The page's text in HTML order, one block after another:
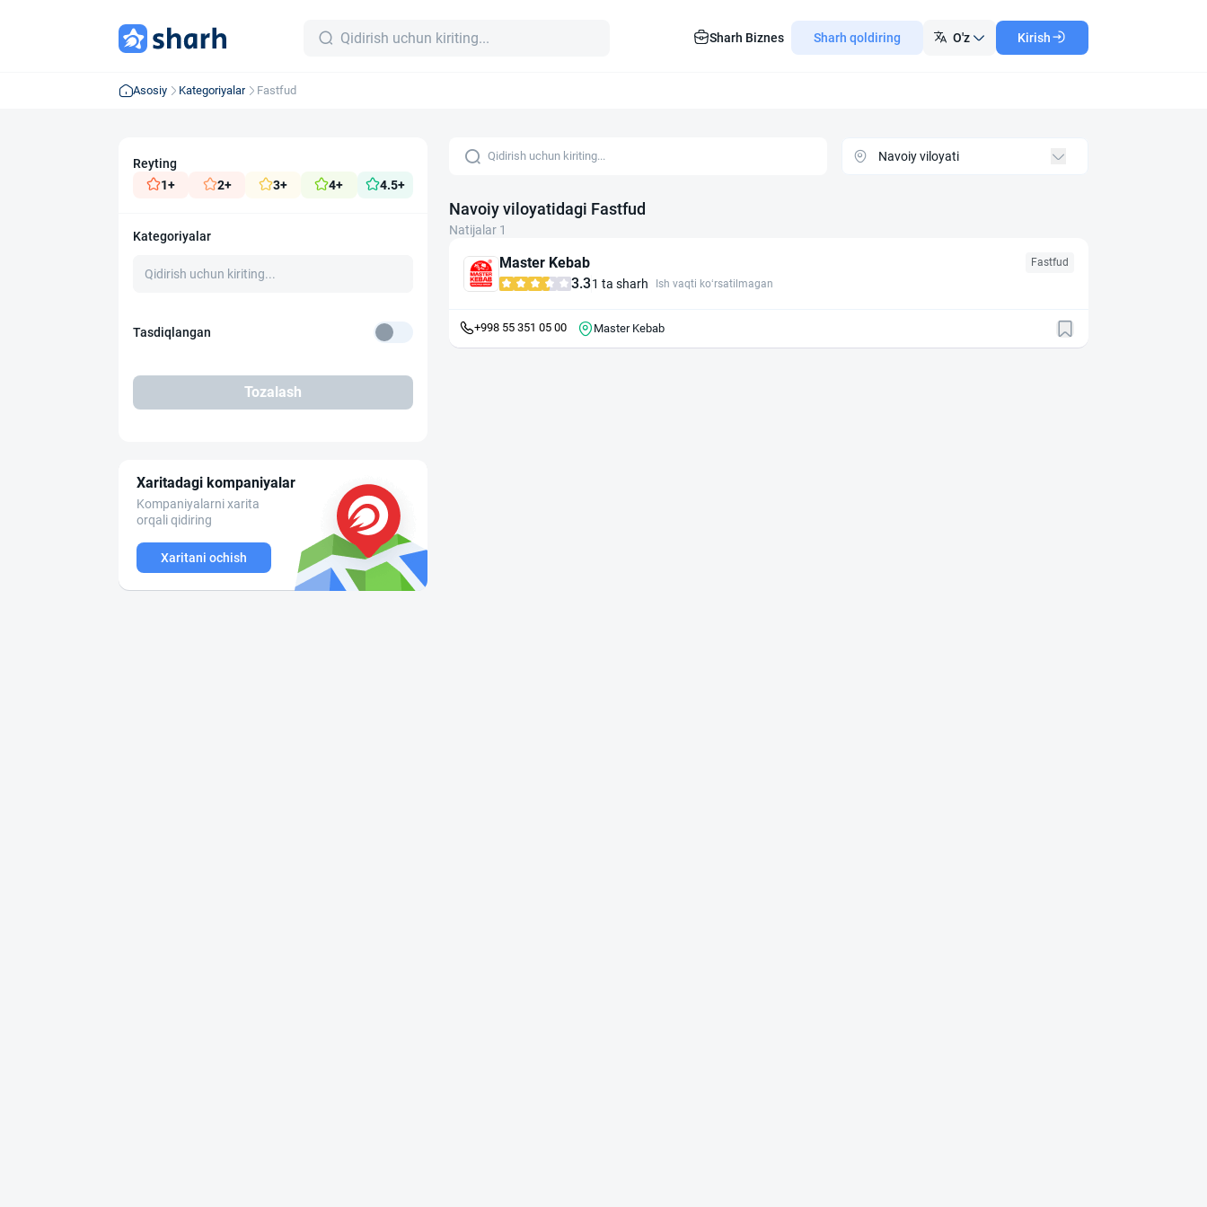
Sharh Biznes Sharh qoldiring O'z Kirish
Asosiy Kategoriyalar Fastfud
Reyting
1+
2+ 3+ 4+ 4.5+
Kategoriyalar
Tasdiqlangan
Tozalash
Xaritadagi kompaniyalar
Kompaniyalarni xarita
orqali qidiring
Xaritani ochish
Navoiy viloyatidagi Fastfud
Natijalar 1
Master Kebab Fastfud
3.31 ta sharh Ish vaqti ko‘rsatilmagan
+998 55 351 05 00 Master Kebab